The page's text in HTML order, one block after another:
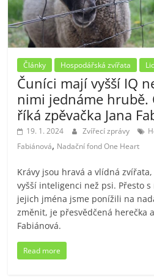
Články Hospodářská zvířata
Čuníci mají vyšší IQ
nimi jednáme hrubě.
říká zpěvačka Jana
19. 1. 2024 Zvířecí zprávy
Fabiánová, Nadační fond One Heart
Krávy jsou hravá a vlídná
vyšší inteligenci než psi. Přesto
jejich jména jsme ponížili na
změnit, je přesvědčená herečka
Fabiánová.
Read more